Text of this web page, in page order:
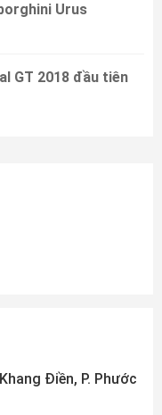
Urus
GT 2018 đầu tiên
Điền, P. Phước